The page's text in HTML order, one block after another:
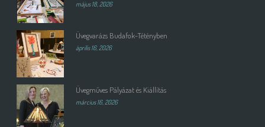
május 18, 2026
Üvegvarázs Budafok-Tétényben
április 16, 2026
Üvegműves Pályázat és Kiállítás
március 16, 2026